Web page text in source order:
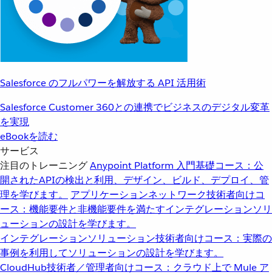
Salesforce のフルパワーを解放する API 活用術
Salesforce Customer 360との連携でビジネスのデジタル変革
を実現
eBookを読む
サービス
注目のトレーニングAnypoint Platform 入門基礎コース：公
開されたAPIの検出と利用、デザイン、ビルド、デプロイ、管
理を学びます。
アプリケーションネットワーク技術者向けコ
ース：機能要件と非機能要件を満たすインテグレーションソリ
ューションの設計を学びます。
インテグレーションソリューション技術者向けコース：実際の
事例を利用してソリューションの設計を学びます。
CloudHub技術者／管理者向けコース：クラウド上で Mule ア